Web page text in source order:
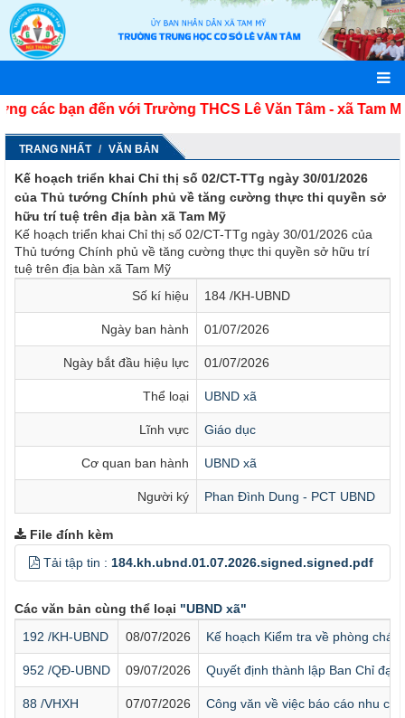
các bạn đến với Trường THCS Lê Văn Tâm - xã Tam Mỹ
TRANG NHẤT VĂN BẢN
Kế hoạch triển khai Chỉ thị số 02/CT-TTg ngày 30/01/2026
của Thủ tướng Chính phủ về tăng cường thực thi quyền sở
hữu trí tuệ trên địa bàn xã Tam Mỹ
Kế hoạch triển khai Chỉ thị số 02/CT-TTg ngày 30/01/2026 của
Thủ tướng Chính phủ về tăng cường thực thi quyền sở hữu trí
tuệ trên địa bàn xã Tam Mỹ
Số kí hiệu
184 /KH-UBND
Ngày ban hành 01/07/2026
Ngày bắt đầu hiệu lực 01/07/2026
Thể loại UBND xã
Lĩnh vực Giáo dục
Cơ quan ban hành UBND xã
Người ký Phan Đình Dung - PCT UBND
File đính kèm
Tải tập tin : 184.kh.ubnd.01.07.2026.signed.signed.pdf
Các văn bản cùng thể loại "UBND xã"
192 /KH-UBND
08/07/2026 Kế hoạch Kiểm tra về phòng
952 /QĐ-UBND 09/07/2026 Quyết định thành lập Ban Chỉ
88 /VHXH 07/07/2026 Công văn về việc báo cáo nhu